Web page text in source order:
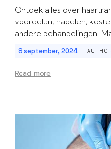
Ontdek alles over
voordelen, nadelen,
andere behandelingen.
8 september, 2024 -
Read more